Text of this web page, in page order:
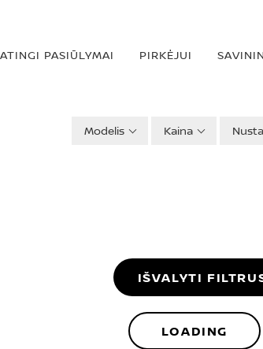
PASIŪLYMAI PIRKĖJUI
Modelis Kaina
IŠVALYTI
LOADING